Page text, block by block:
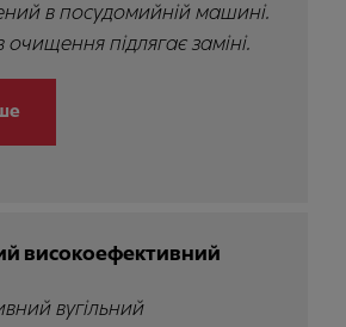
в посудомийній машині.
очищення підлягає заміні.
високоефективний
вугільний